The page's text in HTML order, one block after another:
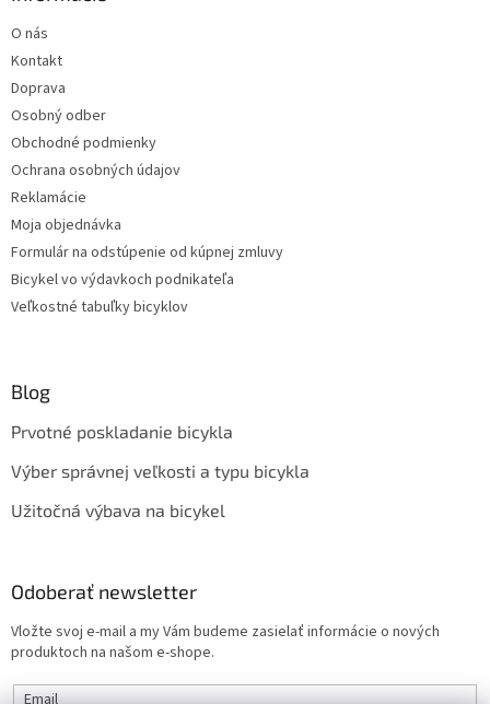
O nás
Kontakt
Doprava
Osobný odber
Obchodné podmienky
Ochrana osobných údajov
Reklamácie
Moja objednávka
Formulár na odstúpenie od kúpnej zmluvy
Bicykel vo výdavkoch podnikateľa
Veľkostné tabuľky bicyklov
Blog
Prvotné poskladanie bicykla
Výber správnej veľkosti a typu bicykla
Užitočná výbava na bicykel
Odoberať newsletter
Vložte svoj e-mail a my Vám budeme zasielať informácie o nových
produktoch na našom e-shope.